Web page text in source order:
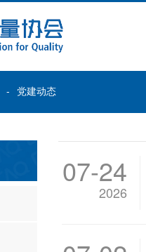
党建动态
07-24
2026